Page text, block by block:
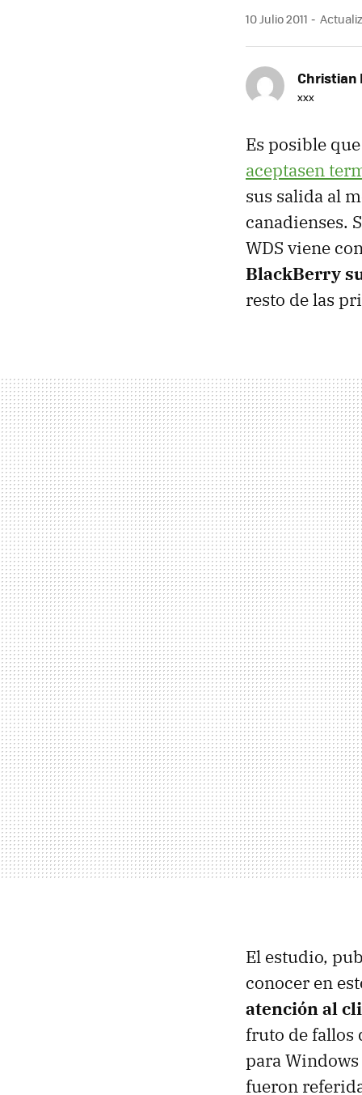
10 Julio 2011
Christian
xxx
Es posible
aceptasen
sus salida al
canadienses.
WDS viene
BlackBerry
resto de las
El estudio,
conocer en
atención al
fruto de fallos
para
fueron